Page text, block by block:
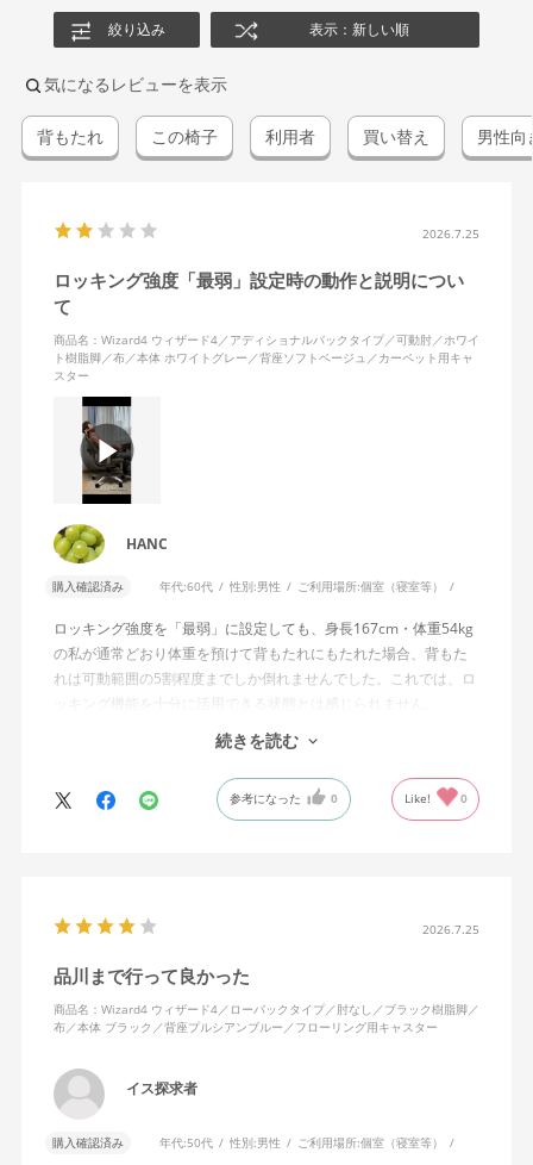
絞り込み 表示：新しい順
気になるレビューを表示
背もたれ この椅子 利用者 買い替え 男性向
2026.7.25
ロッキング強度「最弱」設定時の動作と説明につい
て
商品名：Wizard4 ウィザード4／アディショナルバックタイプ／可動肘／ホワイ
ト樹脂脚／布／本体 ホワイトグレー／背座ソフトベージュ／カーペット用キャ
スター
HANC
購入確認済み 年代:60代 性別:男性 ご利用場所:個室（寝室等）
ロッキング強度を「最弱」に設定しても、身長167cm・体重54kg
の私が通常どおり体重を預けて背もたれにもたれた場合、背もた
れは可動範囲の5割程度までしか倒れませんでした。これでは、ロ
ッキング機能を十分に活用できる状態とは感じられません。
私は勤務先で約11年間、同シリーズのWizard2を使用していま
す。Wizard2にもロッキング強度調整機能が備わっており、最弱に
設定した場合は、通常どおり体重を預けることで背もたれは可動
含めれば私より体重の軽い利用者は数多くいると思われるため、
あれば、ロッキング機能としてどのような使用感を想定している
のか疑問に感じています。
角度でもバランスをとりやすい反力特性に自動調整する機能」と
説明されています。しかし、この機能と、最弱設定でも背もたれ
説明を読んでも理解できませんでした。
続きを読む
参考になった 0 Like! 0
2026.7.25
品川まで行って良かった
商品名：Wizard4 ウィザード4／ローバックタイプ／肘なし／ブラック樹脂脚／
布／本体 ブラック／背座プルシアンブルー／フローリング用キャスター
イス探求者
購入確認済み 年代:50代 性別:男性 ご利用場所:個室（寝室等）